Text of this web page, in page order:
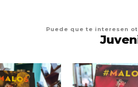
Puede que te interesen